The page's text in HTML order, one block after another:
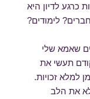
כרגע לדיון היא
לימודים?
שאמא שלי
תעשי את
למלא זכויות.
את הלב